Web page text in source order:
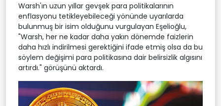
Warsh'ın uzun yıllar gevşek para politikalarının
enflasyonu tetikleyebileceği yönünde uyarılarda
bulunmuş bir isim olduğunu vurgulayan Eşelioğlu,
"Warsh, her ne kadar daha yakın dönemde faizlerin
daha hızlı indirilmesi gerektiğini ifade etmiş olsa da bu
söylem değişimi para politikasına dair belirsizlik algısını
artırdı." görüşünü aktardı.